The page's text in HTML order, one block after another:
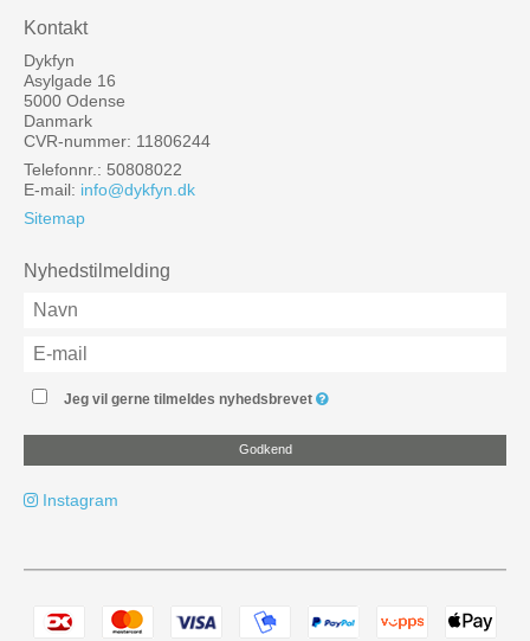
Kontakt
Dykfyn
Asylgade 16
5000 Odense
Danmark
CVR-nummer: 11806244
Telefonnr.: 50808022
E-mail: info@dykfyn.dk
Sitemap
Nyhedstilmelding
Jeg vil gerne tilmeldes nyhedsbrevet
Godkend
Instagram